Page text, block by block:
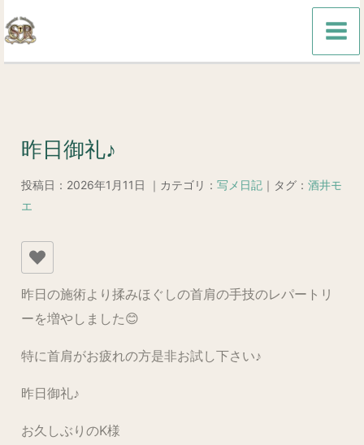
容
を
昨日御礼♪
投稿日：2026年1月11日 ｜カテゴリ： 写メ日記｜タグ： 酒井モ
エ
昨日の施術より揉みほぐしの首肩の手技のレパートリ
ーを増やしました😊
特に首肩がお疲れの方是非お試し下さい♪
昨日御礼♪
お久しぶりのK様